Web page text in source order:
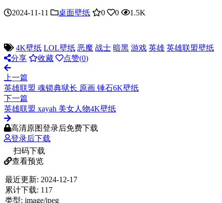
2024-11-11 桌面壁纸 0 0 1.5K
4K壁纸 LOL壁纸 恶魔 战士 暗黑 游戏 英雄 英雄联盟壁纸
分享
收藏 点赞(0)
上一篇
英雄联盟 魂锁典狱长 原画 锤石6K壁纸
下一篇
英雄联盟 xayah 美女人物4K壁纸
高清原图登录后免费下载
登录后下载
扫码下载
查看预览
最近更新: 2024-12-17
累计下载: 117
类型: image/jpeg